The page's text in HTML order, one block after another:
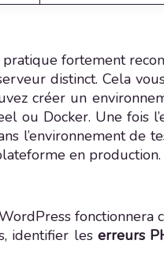
fortement
distinct. Cela
créer un
ou Docker. Une fois
l’environnement de
en production.
fonctionnera
identifier les erreurs